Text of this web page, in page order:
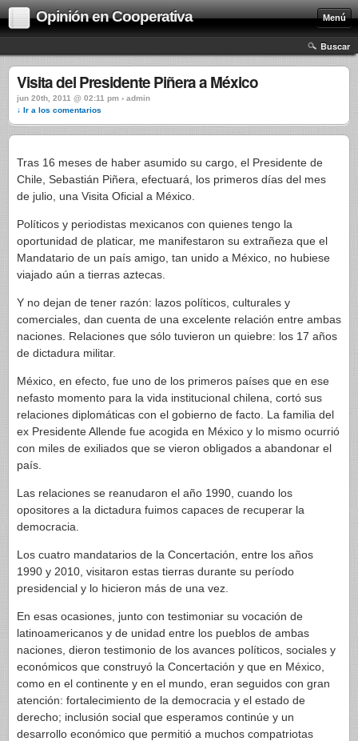
Opinión en Cooperativa Menú
Buscar
Visita del Presidente Piñera a México
jun 20th, 2011 @ 02:11 pm › admin
↓ Ir a los comentarios
Tras 16 meses de haber asumido su cargo, el Presidente de
Chile, Sebastián Piñera, efectuará, los primeros días del mes
de julio, una Visita Oficial a México.
Políticos y periodistas mexicanos con quienes tengo la
oportunidad de platicar, me manifestaron su extrañeza que el
Mandatario de un país amigo, tan unido a México, no hubiese
viajado aún a tierras aztecas.
Y no dejan de tener razón: lazos políticos, culturales y
comerciales, dan cuenta de una excelente relación entre ambas
naciones. Relaciones que sólo tuvieron un quiebre: los 17 años
de dictadura militar.
México, en efecto, fue uno de los primeros países que en ese
nefasto momento para la vida institucional chilena, cortó sus
relaciones diplomáticas con el gobierno de facto. La familia del
ex Presidente Allende fue acogida en México y lo mismo ocurrió
con miles de exiliados que se vieron obligados a abandonar el
país.
Las relaciones se reanudaron el año 1990, cuando los
opositores a la dictadura fuimos capaces de recuperar la
democracia.
Los cuatro mandatarios de la Concertación, entre los años
1990 y 2010, visitaron estas tierras durante su período
presidencial y lo hicieron más de una vez.
En esas ocasiones, junto con testimoniar su vocación de
latinoamericanos y de unidad entre los pueblos de ambas
naciones, dieron testimonio de los avances políticos, sociales y
económicos que construyó la Concertación y que en México,
como en el continente y en el mundo, eran seguidos con gran
atención: fortalecimiento de la democracia y el estado de
derecho; inclusión social que esperamos continúe y un
desarrollo económico que permitió a muchos compatriotas